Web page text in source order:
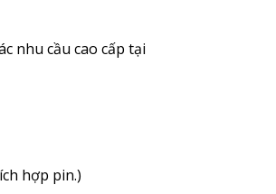
nhu cầu cao cấp tại
hợp pin.)